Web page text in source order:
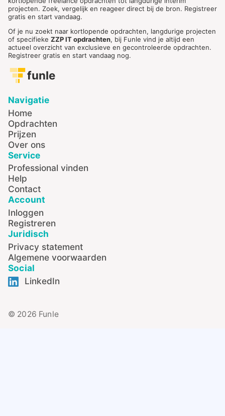
projecten. Zoek, vergelijk en reageer direct bij de bron. Registreer
gratis en start vandaag.
Of je nu zoekt naar kortlopende opdrachten, langdurige projecten
of specifieke ZZP IT opdrachten, bij Funle vind je altijd een
actueel overzicht van exclusieve en gecontroleerde opdrachten.
Registreer gratis en start vandaag nog.
funle
Navigatie
Home
Opdrachten
Prijzen
Over ons
Service
Professional vinden
Help
Contact
Account
Inloggen
Registreren
Juridisch
Privacy statement
Algemene voorwaarden
Social
LinkedIn
© 2026 Funle